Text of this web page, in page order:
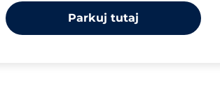
Parkuj tutaj